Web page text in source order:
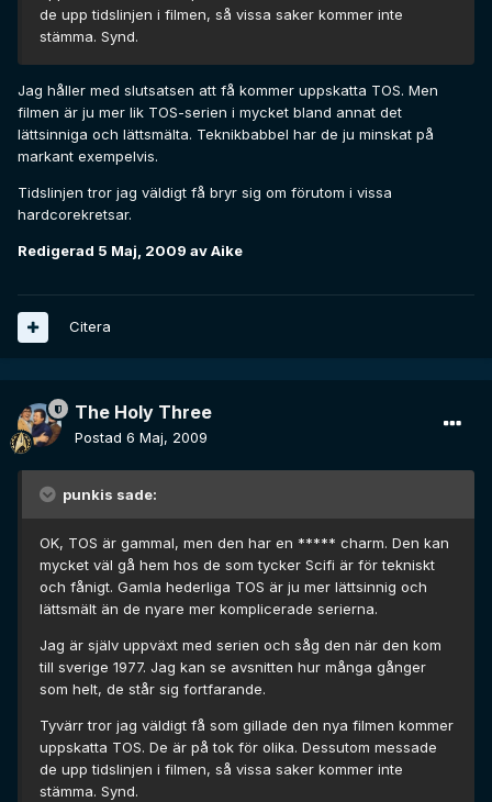
de upp tidslinjen i filmen, så vissa saker kommer inte
stämma. Synd.
Jag håller med slutsatsen att få kommer uppskatta TOS. Men
filmen är ju mer lik TOS-serien i mycket bland annat det
lättsinniga och lättsmälta. Teknikbabbel har de ju minskat på
markant exempelvis.
Tidslinjen tror jag väldigt få bryr sig om förutom i vissa
hardcorekretsar.
Redigerad 5 Maj, 2009 av Aike
Citera
The Holy Three
Postad 6 Maj, 2009
punkis sade:
OK, TOS är gammal, men den har en ***** charm. Den kan
mycket väl gå hem hos de som tycker Scifi är för tekniskt
och fånigt. Gamla hederliga TOS är ju mer lättsinnig och
lättsmält än de nyare mer komplicerade serierna.
Jag är själv uppväxt med serien och såg den när den kom
till sverige 1977. Jag kan se avsnitten hur många gånger
som helt, de står sig fortfarande.
Tyvärr tror jag väldigt få som gillade den nya filmen kommer
uppskatta TOS. De är på tok för olika. Dessutom messade
de upp tidslinjen i filmen, så vissa saker kommer inte
stämma. Synd.